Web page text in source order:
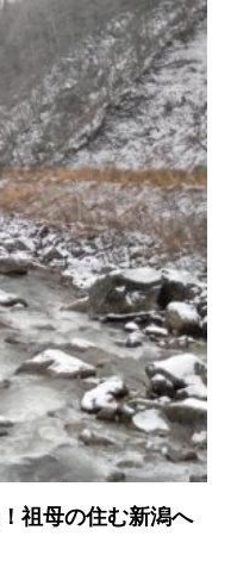
祖母の住む新潟へ